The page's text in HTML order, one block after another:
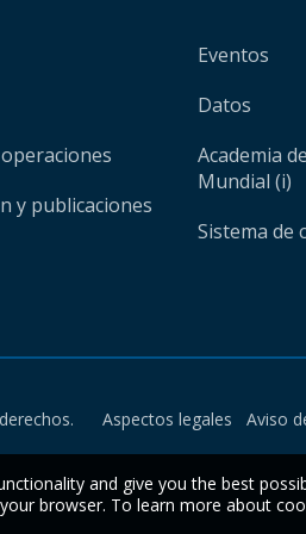
y publicaciones
Eventos
Datos
Academia
Mundial (i)
Sistema de
Aspectos legales Aviso
and give you the best
browser. To learn more about